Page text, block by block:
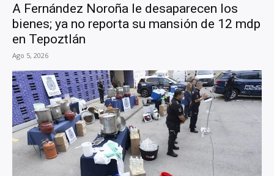
A Fernández Noroña le desaparecen los
bienes; ya no reporta su mansión de 12 mdp
en Tepoztlán
Ago 5, 2026